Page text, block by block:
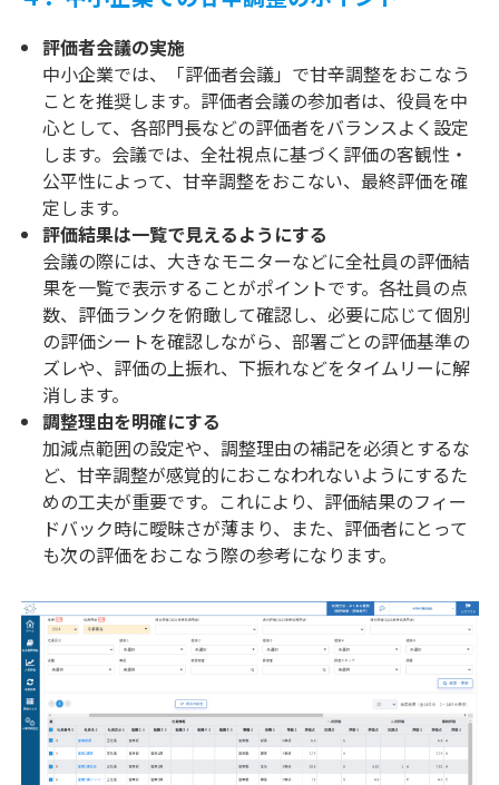
評価者会議の実施
中小企業では、「評価者会議」で甘辛調整をおこなう
ことを推奨します。評価者会議の参加者は、役員を中
心として、各部門長などの評価者をバランスよく設定
します。会議では、全社視点に基づく評価の客観性・
公平性によって、甘辛調整をおこない、最終評価を確
定します。
評価結果は一覧で見えるようにする
会議の際には、大きなモニターなどに全社員の評価結
果を一覧で表示することがポイントです。各社員の点
数、評価ランクを俯瞰して確認し、必要に応じて個別
の評価シートを確認しながら、部署ごとの評価基準の
ズレや、評価の上振れ、下振れなどをタイムリーに解
消します。
調整理由を明確にする
加減点範囲の設定や、調整理由の補記を必須とするな
ど、甘辛調整が感覚的におこなわれないようにするた
めの工夫が重要です。これにより、評価結果のフィー
ドバック時に曖昧さが薄まり、また、評価者にとって
も次の評価をおこなう際の参考になります。